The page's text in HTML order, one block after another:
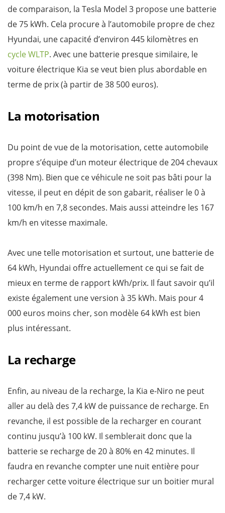
de comparaison, la Tesla Model 3 propose une batterie
de 75 kWh. Cela procure à l’automobile propre de chez
Hyundai, une capacité d’environ 445 kilomètres en
cycle WLTP. Avec une batterie presque similaire, le
voiture électrique Kia se veut bien plus abordable en
terme de prix (à partir de 38 500 euros).
La motorisation
Du point de vue de la motorisation, cette automobile
propre s’équipe d’un moteur électrique de 204 chevaux
(398 Nm). Bien que ce véhicule ne soit pas bâti pour la
vitesse, il peut en dépit de son gabarit, réaliser le 0 à
100 km/h en 7,8 secondes. Mais aussi atteindre les 167
km/h en vitesse maximale.
Avec une telle motorisation et surtout, une batterie de
64 kWh, Hyundai offre actuellement ce qui se fait de
mieux en terme de rapport kWh/prix. Il faut savoir qu’il
existe également une version à 35 kWh. Mais pour 4
000 euros moins cher, son modèle 64 kWh est bien
plus intéressant.
La recharge
Enfin, au niveau de la recharge, la Kia e-Niro ne peut
aller au delà des 7,4 kW de puissance de recharge. En
revanche, il est possible de la recharger en courant
continu jusqu’à 100 kW. Il semblerait donc que la
batterie se recharge de 20 à 80% en 42 minutes. Il
faudra en revanche compter une nuit entière pour
recharger cette voiture électrique sur un boitier mural
de 7,4 kW.